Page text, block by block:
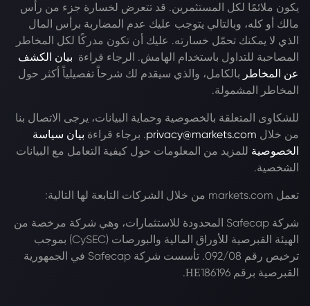
يكون ملائمًا لكل المستثمرين. قد تتعرض لخسارة جزء من رأس
مالك أو كله، وبالتالي يتوجب عليك عدم المضاربة برأس المال
الذي لا يمكنك تحمّل خسارته. عليك أن تكون مدركًا لكل المخاطر
المصاحبة للتداول باستخدام الهامش. الرجاء قراءة بيان الكشف
عن المخاطر بالكامل، والذي سيقدم لك شرحاً تفصيلياً أكثر حول
المخاطر المشمولة.
للشكاوى المتعلقة بالخصوصية وحماية البيانات، يرجى الاتصال بنا
من خلال privacy@markets.com. برجاء قراءة بيان سياسة
الخصوصية للمزيد من المعلومات حول كيفية التعامل مع البيانات
الشخصية.
تعمل markets.com من خلال الشركات التابعة لها التالية:
شركة Safecap المحدودة للاستثمارات، وهي شركة مرخصة من
الهيئة القبرصية للأوراق المالية والبورصات (CySEC) بموجب
ترخيص رقم 092/08. تأسست شركة Safecap في الجمهورية
القبرصية برقم ΗΕ186196.